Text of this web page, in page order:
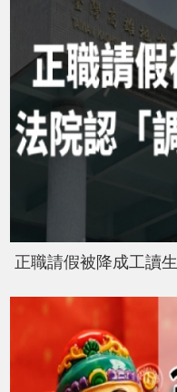
正職請假被降成工讀